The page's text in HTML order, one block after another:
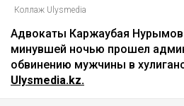
Коллаж Ulysmedia
Адвокаты Каржаубая
минувшей ночью прошел
обвинению мужчины в
Ulysmedia.kz.